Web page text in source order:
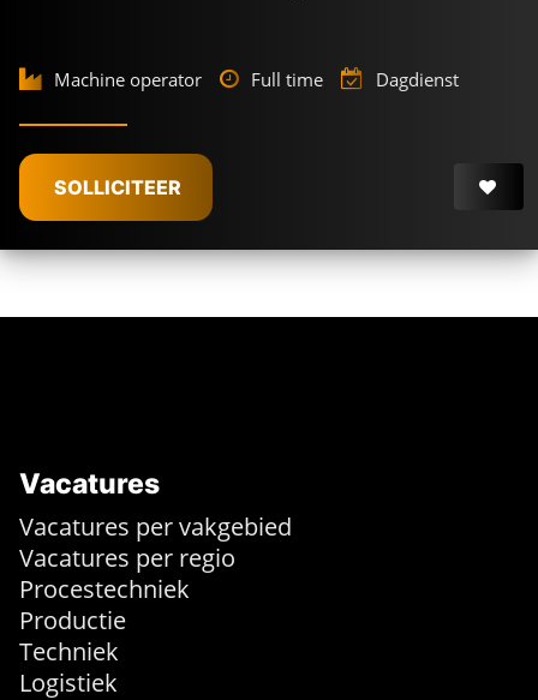
Machine operator Full time Dagdienst
SOLLICITEER
Vacatures
Vacatures per vakgebied
Vacatures per regio
Procestechniek
Productie
Techniek
Logistiek